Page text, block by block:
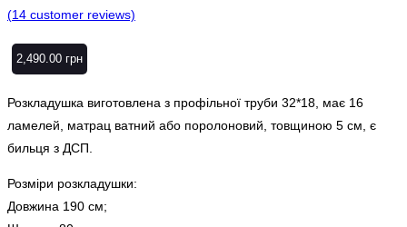
(14 customer reviews)
2,490.00 грн
Розкладушка виготовлена з профільної труби 32*18, має 16
ламелей, матрац ватний або поролоновий, товщиною 5 см, є
бильця з ДСП.
Розміри розкладушки:
Довжина 190 см;